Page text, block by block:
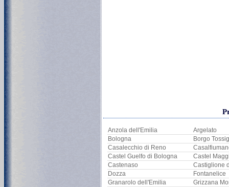
Anzola dell'Emilia
Argelato
Bologna
Borgo
Casalecchio di Reno
Castel Guelfo di Bologna
Castel
Castenaso
Castiglione
Dozza
Fontanelice
Granarolo dell'Emilia
Grizzana